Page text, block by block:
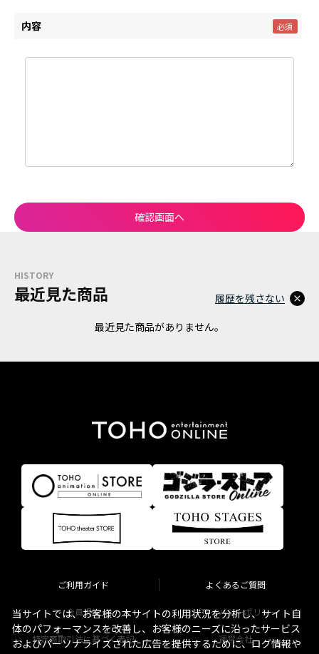
内容
HISTORY
最近見た商品
最近見た商品がありません。
履歴を残さない
ご利用ガイド よくあるご質問
会員規約 プライバシーポリシー
特定商取引法に基づく表記 運営会社
当サイトでは、お客様の本サイトの利用状況を分析し、サイト自
体のパフォーマンスを改善し、お客様のニーズに沿ったサービス
およびパーソナライズされた広告を提供するために、ログ情報や